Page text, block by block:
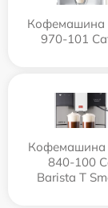
Кофемашина
970-101
Кофемашина
840-100
Barista T